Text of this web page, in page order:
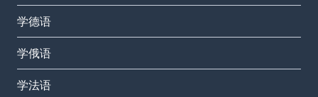
学德语
学俄语
学法语